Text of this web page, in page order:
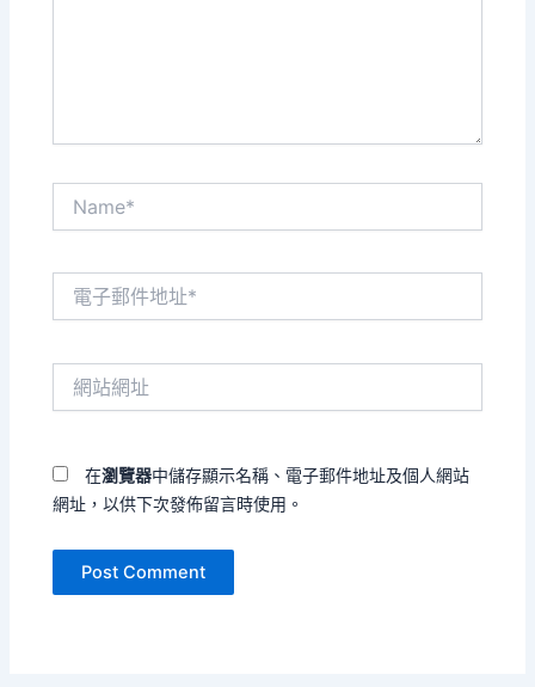
在瀏覽器中儲存顯示名稱、電子郵件地址及個人網站
網址，以供下次發佈留言時使用。